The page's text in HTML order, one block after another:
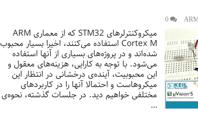
0
میکروکنترلرهای STM32 که از معماری ARM
Cortex M استفاده می‌کنند، اخیرا بسیار محبوب
شده‌اند و در پروژه‌های بسیاری از آنها استفاده
می‌شود. با توجه به کارایی، هزینه‌های معقول و
این محبوبیت، آینده‌ی درخشانی در انتظار این
میکروهاست و احتمالا آنها را در کاربردهای
مختلفی خواهیم دید. در جلسات گذشته، نحوه‌ی
…